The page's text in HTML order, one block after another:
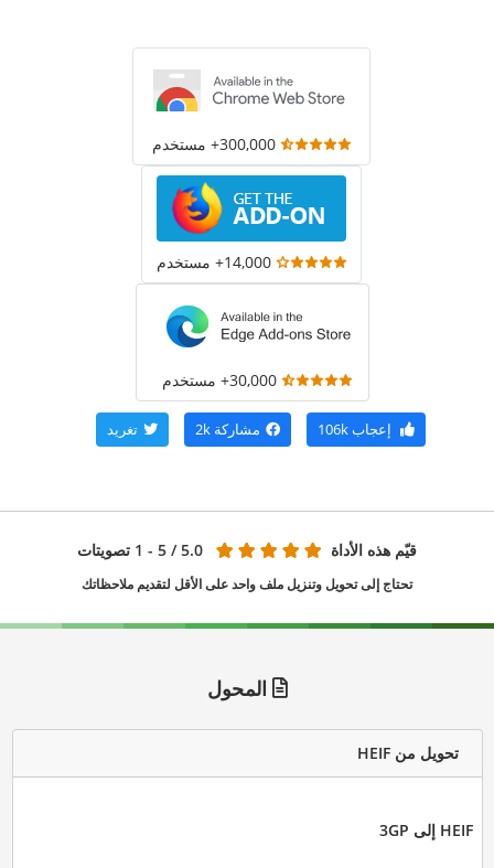
300,000+ مستخدم
14,000+ مستخدم
30,000+ مستخدم
إعجاب106k مشاركة 2k تغريد
قيّم هذه الأداة 5.0 / 5 - 1 تصويتات
تحتاج إلى تحويل وتنزيل ملف واحد على الأقل لتقديم ملاحظاتك
المحول
تحويل من HEIF
HEIF إلى 3GP